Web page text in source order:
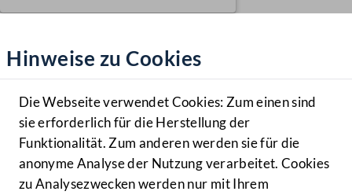
Hilfe
Benutzer
Navigationsmenü öffnen
MENÜ
Hinweise zu Cookies
Die Webseite verwendet Cookies: Zum einen sind
sie erforderlich für die Herstellung der
Funktionalität. Zum anderen werden sie für die
anonyme Analyse der Nutzung verarbeitet. Cookies
zu Analysezwecken werden nur mit Ihrem